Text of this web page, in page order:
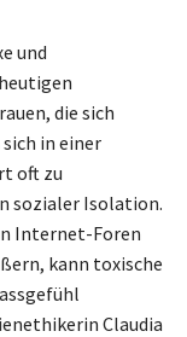
und
die sich
in einer
oft zu
sozialer Isolation.
Internet-Foren
kann toxische
Claudia